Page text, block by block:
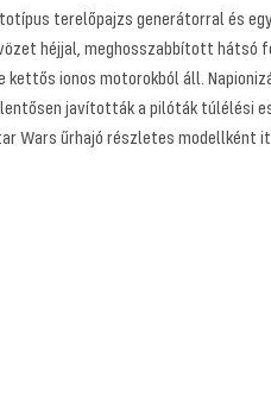
terelőpajzs generátorral és
héjjal, meghosszabbított hátsó
kettős ionos motorokból áll.
javították a pilóták túlélési
Wars űrhajó részletes modellként